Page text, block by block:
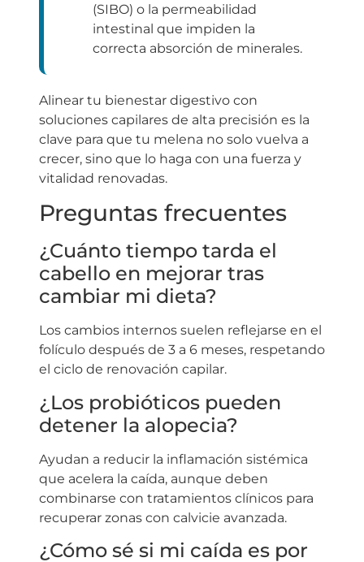
(SIBO) o la permeabilidad
intestinal que impiden la
correcta absorción de minerales.
Alinear tu bienestar digestivo con
soluciones capilares de alta precisión es la
clave para que tu melena no solo vuelva a
crecer, sino que lo haga con una fuerza y
vitalidad renovadas.
Preguntas frecuentes
¿Cuánto tiempo tarda el
cabello en mejorar tras
cambiar mi dieta?
Los cambios internos suelen reflejarse en el
folículo después de 3 a 6 meses, respetando
el ciclo de renovación capilar.
¿Los probióticos pueden
detener la alopecia?
Ayudan a reducir la inflamación sistémica
que acelera la caída, aunque deben
combinarse con tratamientos clínicos para
recuperar zonas con calvicie avanzada.
¿Cómo sé si mi caída es por